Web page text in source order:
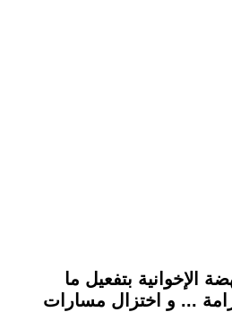
الإخوانية بتفعيل ما
... و اختزال مسارات